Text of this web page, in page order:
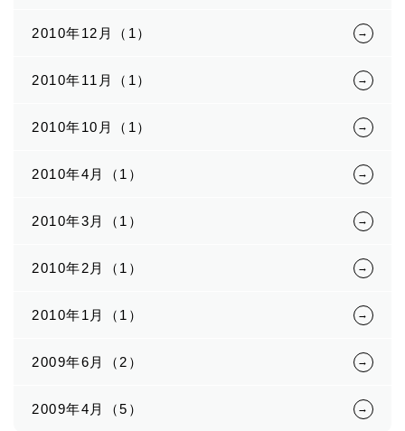
2010年12月（1）
2010年11月（1）
2010年10月（1）
2010年4月（1）
2010年3月（1）
2010年2月（1）
2010年1月（1）
2009年6月（2）
2009年4月（5）